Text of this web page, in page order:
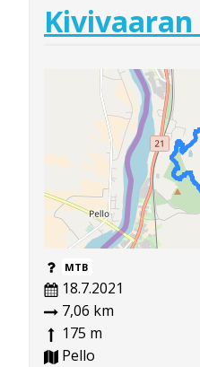
MTB
18.7.2021
7,06 km
175 m
Pello